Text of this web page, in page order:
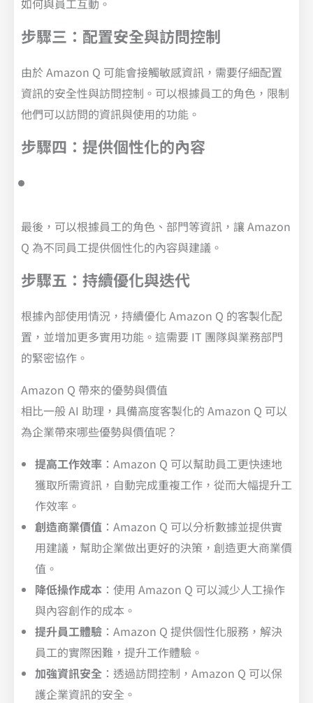
步驟三：配置安全與訪問控制
由於 Amazon Q 可能會接觸敏感資訊，需要仔細配置
資訊的安全性與訪問控制。可以根據員工的角色，限制
他們可以訪問的資訊與使用的功能。
步驟四：提供個性化的內容
最後，可以根據員工的角色、部門等資訊，讓 Amazon
Q 為不同員工提供個性化的內容與建議。
步驟五：持續優化與迭代
根據內部使用情況，持續優化 Amazon Q 的客製化配
置，並增加更多實用功能。這需要 IT 團隊與業務部門
的緊密協作。
Amazon Q 帶來的優勢與價值
相比一般 AI 助理，具備高度客製化的 Amazon Q 可以
為企業帶來哪些優勢與價值呢？
提高工作效率 ：Amazon Q 可以幫助員工更快速地
獲取所需資訊，自動完成重複工作，從而大幅提升工
作效率。
創造商業價值 ：Amazon Q 可以分析數據並提供實
用建議，幫助企業做出更好的決策，創造更大商業價
值。
降低操作成本 ：使用 Amazon Q 可以減少人工操作
與內容創作的成本。
提升員工體驗 ：Amazon Q 提供個性化服務，解決
員工的實際困難，提升工作體驗。
加強資訊安全 ：透過訪問控制，Amazon Q 可以保
護企業資訊的安全。